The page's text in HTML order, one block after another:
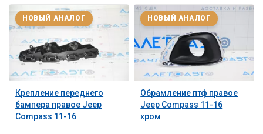
Крепление переднего
бампера правое Jeep
Compass 11-16
НОВЫЙ АНАЛОГ
Обрамление птф правое
Jeep Compass 11-16
хром
НОВЫЙ АНАЛОГ